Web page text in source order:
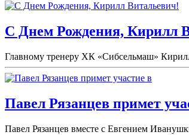
С Днем Рождения, Кирилл
Главному тренеру ХК «Сибсельмаш»
Павел Рязанцев примет
Павел Рязанцев вместе с Евгением